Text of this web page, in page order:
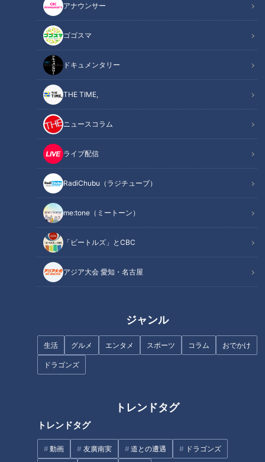
アナウンサー
ゴゴスマ
ドキュメンタリー
THE TIME,
ニュースコラム
ライブ配信
RadiChubu（ラジチューブ）
me:tone（ミートーン）
「ビートルズ」とCBC
アジア大会 愛知・名古屋
ジャンル
生活 グルメ エンタメ スポーツ コラム おでかけ
ドラゴンズ
トレンドタグ
トレンドタグ
動画 友廣南実 道との遭遇 ドラゴンズ
記事に戻る
この記事を見たあなたへのおすすめ
おいしいのになぜ注文されな
い！？人気ファミレス「ガス
ト」の“埋もれメニュー”を調
査！「チーズINハンバーグ」の
食べ方アレンジも
フランス人は菓子店「シャトレ
ーゼ」の店名に顔を赤らめる？
「糖尿病」夏の食生活に注
意！…血糖値スパイクが起きて
いるサインは？糖尿病の予防・
朝の歯みがきは「起床後」